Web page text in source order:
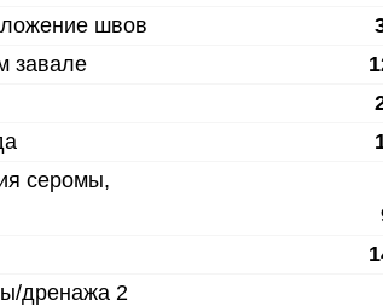
швов
завале
серомы,
дренажа 2